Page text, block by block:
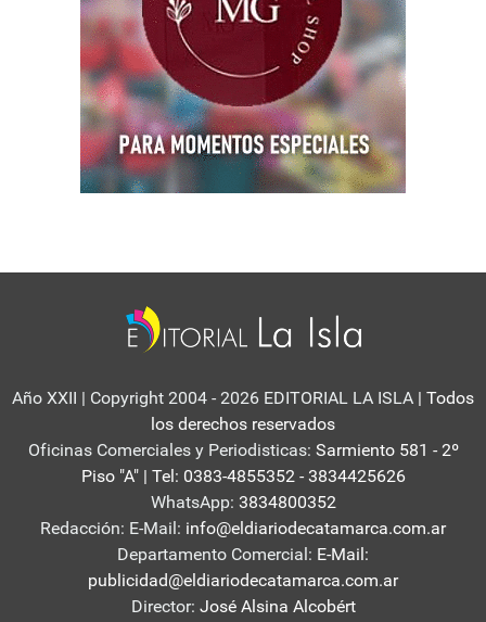
Año XXII | Copyright 2004 - 2026 EDITORIAL LA ISLA | Todos
los derechos reservados
Oficinas Comerciales y Periodisticas: Sarmiento 581 - 2º
Piso "A" | Tel: 0383-4855352 - 3834425626
WhatsApp: 3834800352
Redacción: E-Mail: info@eldiariodecatamarca.com.ar
Departamento Comercial: E-Mail:
publicidad@eldiariodecatamarca.com.ar
Director: José Alsina Alcobért